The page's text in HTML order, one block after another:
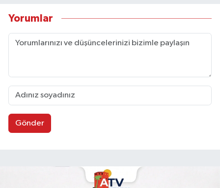
Yorumlar
Gönder